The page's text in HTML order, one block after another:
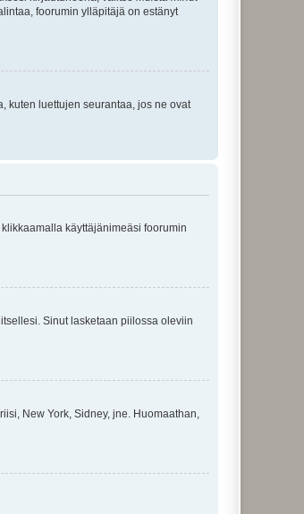
foorumin ylläpitäjä on estänyt
kuten luettujen seurantaa, jos ne ovat
käyttäjänimeäsi foorumin
Sinut lasketaan piilossa oleviin
New York, Sidney, jne. Huomaathan,